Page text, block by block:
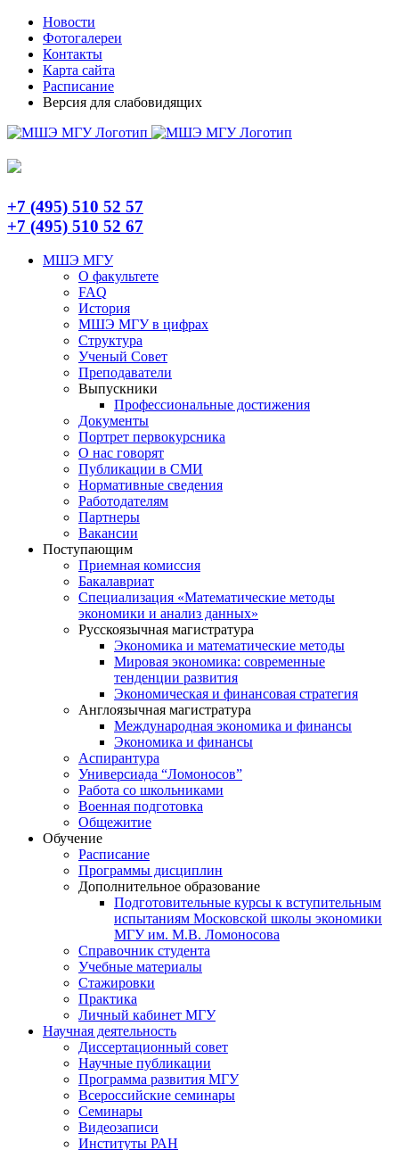
Skip
content
TelegramНовости
Фотогалереи
Контакты
Карта сайта
Расписание
Версия для слабовидящих
+7 (495) 510 52 57
+7 (495) 510 52 67
МШЭ МГУ
О факультете
FAQ
История
МШЭ МГУ в цифрах
Структура
Ученый Совет
Преподаватели
Выпускники
Профессиональные достижения
Документы
Портрет первокурсника
О нас говорят
Публикации в СМИ
Нормативные сведения
Работодателям
Партнеры
Вакансии
Поступающим
Приемная комиссия
Бакалавриат
Специализация «Математические методы
экономики и анализ данных»
Русскоязычная магистратура
Экономика и математические методы
Мировая экономика: современные
тенденции развития
Экономическая и финансовая стратегия
Англоязычная магистратура
Международная экономика и финансы
Экономика и финансы
Аспирантура
Универсиада “Ломоносов”
Работа со школьниками
Военная подготовка
Общежитие
Обучение
Расписание
Программы дисциплин
Дополнительное образование
Подготовительные курсы к вступительным
испытаниям Московской школы экономики
МГУ им. М.В. Ломоносова
Справочник студента
Учебные материалы
Стажировки
Практика
Личный кабинет МГУ
Научная деятельность
Диссертационный совет
Научные публикации
Программа развития МГУ
Всероссийские семинары
Семинары
Видеозаписи
Институты РАН